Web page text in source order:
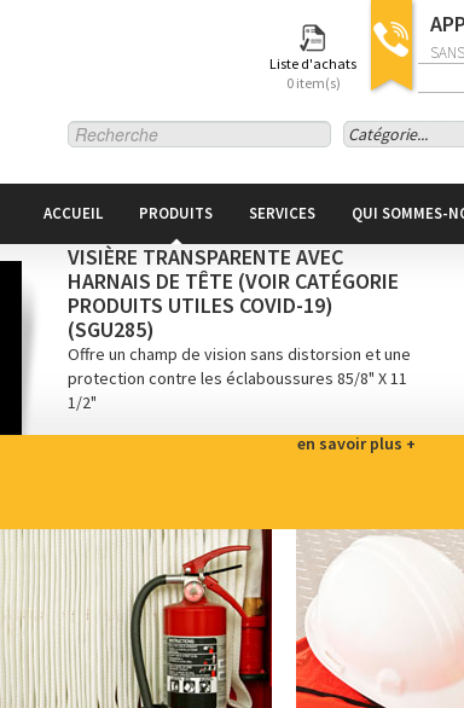
Liste d'achats
0 item(s)
Catégorie...
ACCUEIL PRODUITS SERVICES QUI SOMMES-
VISIÈRE TRANSPARENTE AVEC
HARNAIS DE TÊTE (VOIR CATÉGORIE
PRODUITS UTILES COVID-19)
(SGU285)
Offre un champ de vision sans distorsion et une
protection contre les éclaboussures 85/8" X 11
1/2"
en savoir plus +